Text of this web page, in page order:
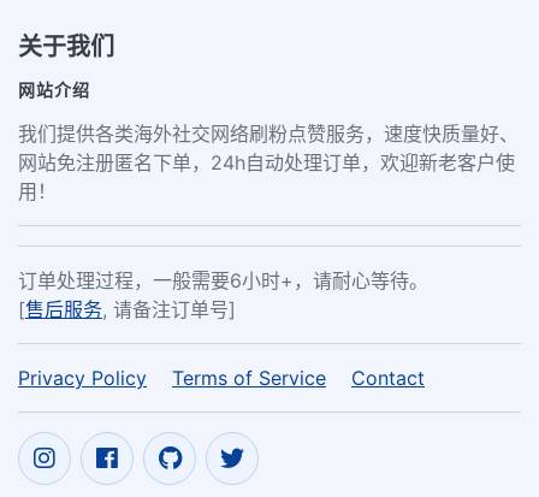
关于我们
网站介绍
我们提供各类海外社交网络刷粉点赞服务，速度快质量好、
网站免注册匿名下单，24h自动处理订单，欢迎新老客户使
用！
订单处理过程，一般需要6小时+，请耐心等待。
[售后服务, 请备注订单号]
Privacy Policy Terms of Service Contact